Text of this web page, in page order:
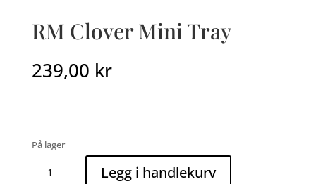
RM Clover Mini Tray
239,00 kr
På lager
Clover
Legg i handlekurv